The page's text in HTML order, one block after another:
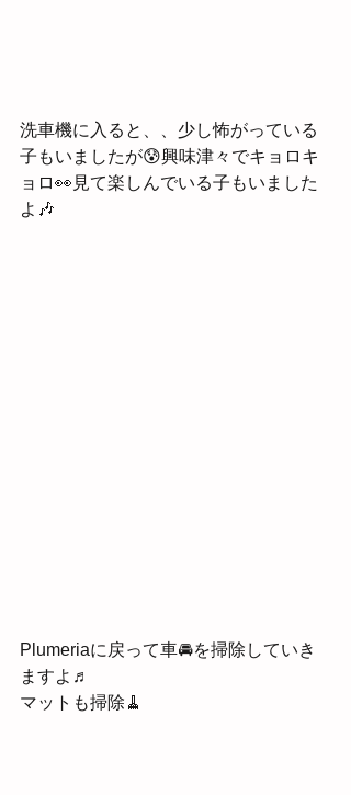
洗車機に入ると、、少し怖がっている
子もいましたが😰興味津々でキョロキ
ョロ👀見て楽しんでいる子もいました
よ🎶
Plumeriaに戻って車🚘を掃除していき
ますよ♬
マットも掃除🧹